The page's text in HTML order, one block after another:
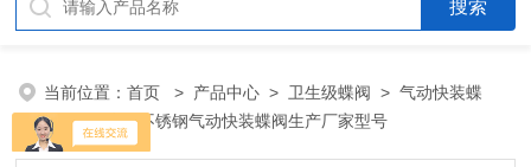
当前位置：首页 > 产品中心 > 卫生级蝶阀 >气动快装蝶
阀
> 卫生级不锈钢气动快装蝶阀生产厂家型号